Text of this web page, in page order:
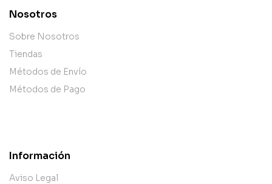
Nosotros
Sobre Nosotros
Tiendas
Métodos de Envío
Métodos de Pago
Información
Aviso Legal